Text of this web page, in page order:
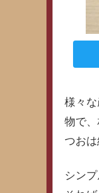
様々
物で
つおは
シン